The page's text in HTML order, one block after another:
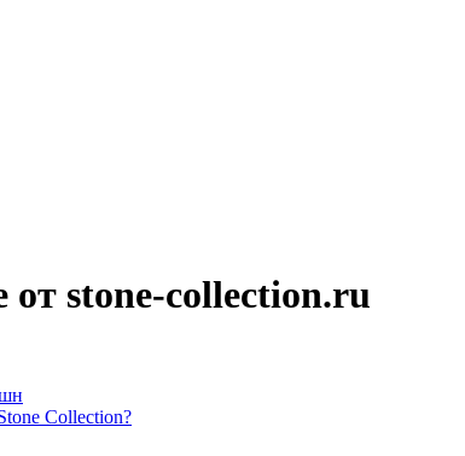
stone-collection.ru
Collection?